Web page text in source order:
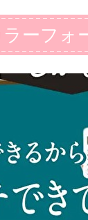
ーフォ